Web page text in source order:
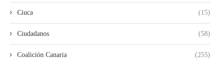
Ciuca (15)
Ciudadanos (58)
Coalición Canaria (255)